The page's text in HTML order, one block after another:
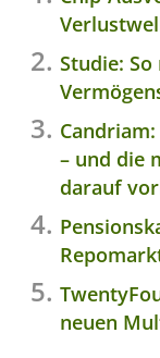
Studie:
– und die
darauf
neuen